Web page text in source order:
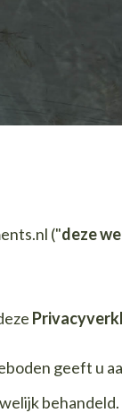
("deze
geeft u
behandeld.